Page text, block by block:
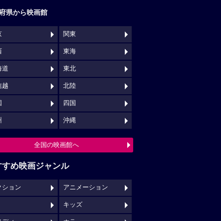
県から映画館
関東
東海
道 東北
越 北陸
四国
沖縄
全国の映画館へ
すめ映画ジャンル
ション アニメーション
キッズ